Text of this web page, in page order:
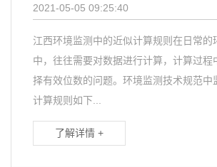
2021-05-05 09:25:40
江西环境监测中的近似计算规则在日常的
中，往往需要对数据进行计算，计算过程
择有效位数的问题。环境监测技术规范中
计算规则如下...
了解详情 +